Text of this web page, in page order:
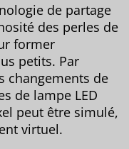
de partage
des perles de
former
petits. Par
changements de
de lampe LED
peut être simulé,
virtuel.